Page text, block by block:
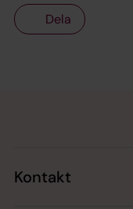
Dela
Kontakt